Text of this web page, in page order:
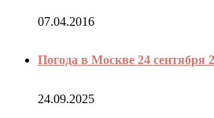
07.04.2016
Погода в Москве 24 сентября
24.09.2025